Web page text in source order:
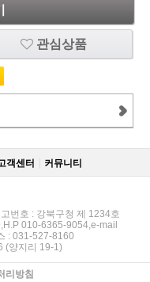
관심상품
객센터 커뮤니티
번호 : 강북구청 제 1234호
010-6365-9054,e-mail
: 031-527-8160
(양지리 19-1)
리방침